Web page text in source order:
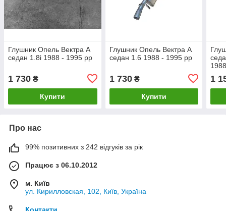
Глушник Опель Вектра А
седан 1.8і 1988 - 1995 рр
1 730 ₴
Купити
Глушник Опель Вектра А
седан 1.6 1988 - 1995 рр
1 730₴
Купити
1
Про нас
99% позитивних з 242 відгуків за рік
Працює з 06.10.2012
м. Київ
ул. Кирилловская, 102, Київ, Україна